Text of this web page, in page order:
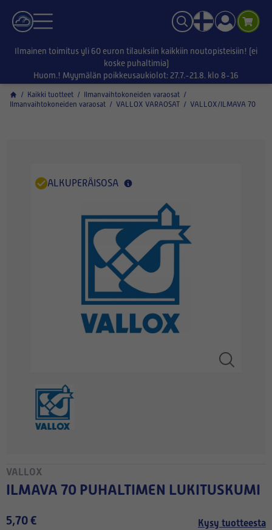
Ilmainen toimitus yli 60 euron tilauksiin kaikkiin noutopisteisiin! (ei
koske puhaltimia)
Huom.! Myymälän poikkeusaukiolot: 27.7.-21.8. klo 8-16
/ Kaikki tuotteet / Ilmanvaihtokoneiden varaosat /
Ilmanvaihtokoneiden varaosat / VALLOX VARAOSAT / VALLOX/ILMAVA 70
ALKUPERÄISOSA
VALLOX
ILMAVA 70 PUHALTIMEN LUKITUSKUMI
5,70 € Kysy tuotteesta